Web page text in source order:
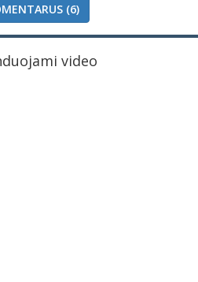
(6)
video